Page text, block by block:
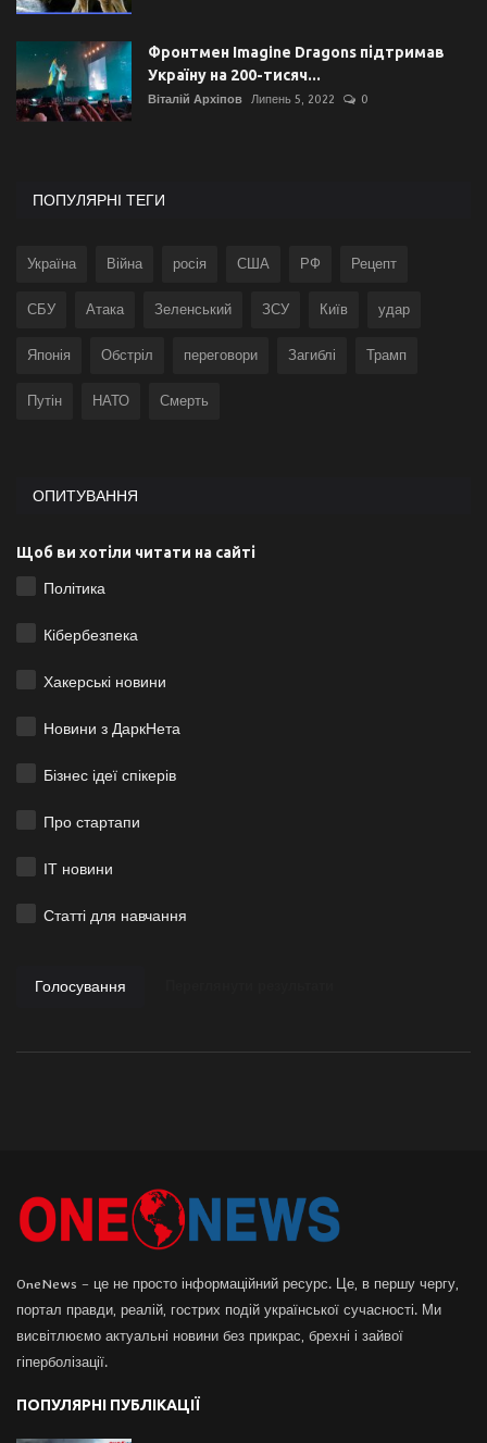
Фронтмен Imagine Dragons підтримав
Україну на 200-тисяч...
Віталій Архіпов Липень 5, 2022 0
ПОПУЛЯРНІ ТЕГИ
Україна Війна росія США РФ Рецепт
СБУ Атака Зеленський ЗСУ Київ удар
Японія Обстріл переговори Загиблі Трамп
Путін НАТО Смерть
ОПИТУВАННЯ
Щоб ви хотіли читати на сайті
Політика
Кібербезпека
Хакерські новини
Новини з ДаркНета
Бізнес ідеї спікерів
Про стартапи
ІТ новини
Статті для навчання
Голосування
OneNews – це не просто інформаційний ресурс. Це, в першу чергу,
портал правди, реалій, гострих подій української сучасності. Ми
висвітлюємо актуальні новини без прикрас, брехні і зайвої
гіперболізації.
ПОПУЛЯРНІ ПУБЛІКАЦІЇ